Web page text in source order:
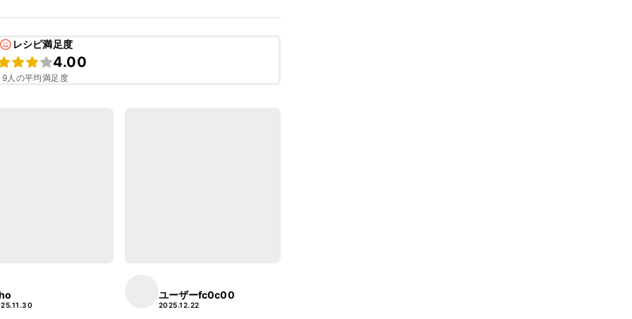
レシピ満足度
4.00
9人の平均満足度
ユーザーfc0c00
2025.12.22